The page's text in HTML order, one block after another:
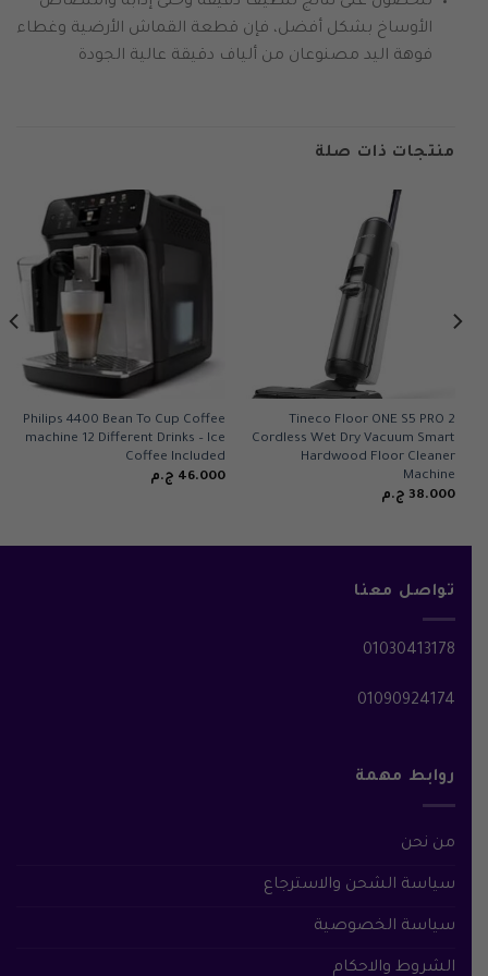
الأوساخ بشكل أفضل، فإن قطعة القماش الأرضية وغطاء
فوهة اليد مصنوعان من ألياف دقيقة عالية الجودة
منتجات ذات صلة
Tineco Floor ONE S5 PRO 2
Cordless Wet Dry Vacuum Smart
Hardwood Floor Cleaner
Machine
38.000 ج.م
Philips 4400 Bean To Cup Coffee
machine 12 Different Drinks – Ice
Coffee Included
46.000 ج.م
تواصل معنا
01030413178
01090924174
روابط مهمة
من نحن
سياسة الشحن والاسترجاع
سياسة الخصوصية
الشروط والاحكام